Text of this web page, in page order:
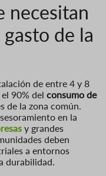
necesitan
de la
de entre 4 y 8
90% del consumo de
de la zona común.
en la
y grandes
deben
a entornos
durabilidad.